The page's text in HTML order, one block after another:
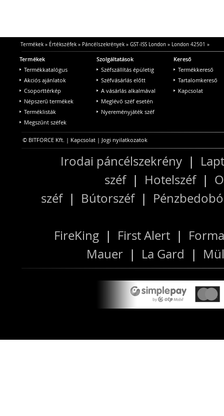
Termékek» Értékszéfek» Páncélszekrények» GST-ISS London» London 42501 »
Termékek
Termékkatalógus
Akciós ajánlatok
Csoporttérkép
Népszerű termékek
Terméklisták
Megszűnt széfek
Szolgáltatások
Széfszállítás épületig
Széfvásárlás előtt
A vásárlás alkalmával
Meglévő széf esetén
Nyereményjáték széf
Kereső
Termékkereső
Tartalomkereső
Kapcsolat
© BITFORCE Kft. | Kapcsolat | Jogi nyilatkozatok
Irodai páncélszekrény |
széf| Hotelszéf|
széf| Bútorszéf|
FireKing | First Alert |
Mauer | La Gard |